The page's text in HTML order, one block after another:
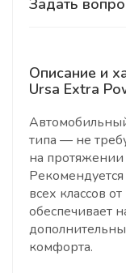
Задать
Описание и
Ursa Extra
типа — не
на протяжении
всех классов
обеспечивает
комфорта.